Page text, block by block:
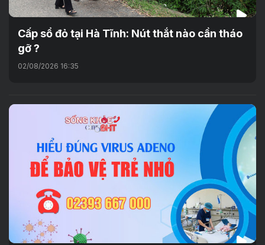
Cấp sổ đỏ tại Hà Tĩnh: Nút thắt nào cần tháo
gỡ ?
02/08/2026 16:35